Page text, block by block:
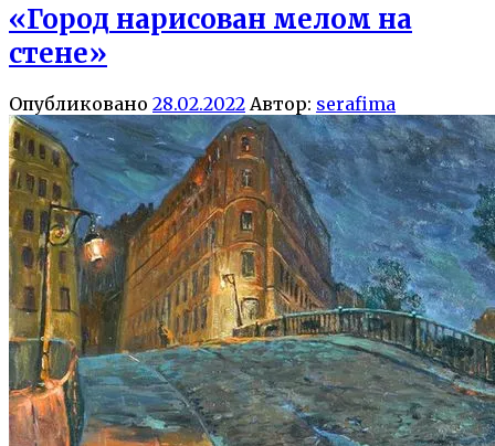
«Город нарисован мелом на
стене»
Опубликовано 28.02.2022 Автор: serafima